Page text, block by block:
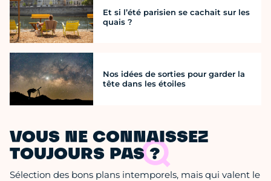
Et si l’été parisien se cachait sur les
quais ?
Nos idées de sorties pour garder la
tête dans les étoiles
VOUS NE CONNAISSEZ
TOUJOURS PAS ?
Sélection des bons plans intemporels, mais qui valent le